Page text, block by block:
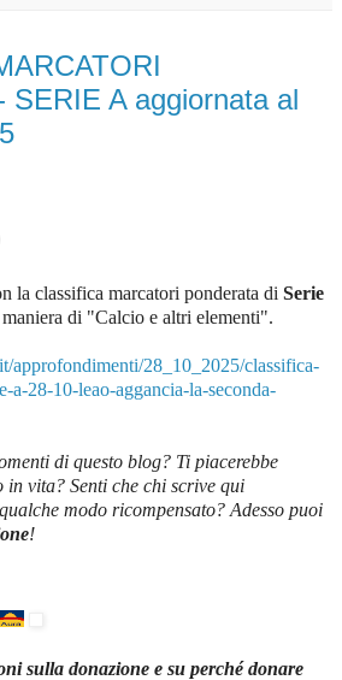
SERIE A aggiornata al
la classifica marcatori ponderata di Serie
di "Calcio e altri elementi".
approfondimenti/28_10_2025/classifica-
a-28-10-leao-aggancia-la-seconda-
di questo blog? Ti piacerebbe
vita? Senti che chi scrive qui
modo ricompensato? Adesso puoi
!
sulla donazione e su perché donare